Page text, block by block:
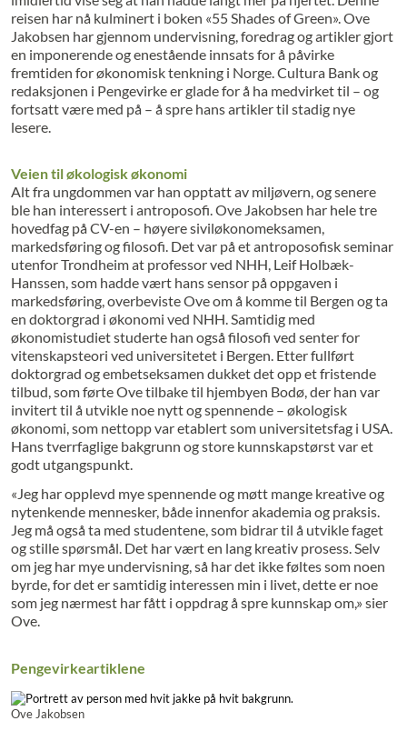
reisen har nå kulminert i boken «55 Shades of Green». Ove
Jakobsen har gjennom undervisning, foredrag og artikler gjort
en imponerende og enestående innsats for å påvirke
fremtiden for økonomisk tenkning i Norge. Cultura Bank og
redaksjonen i Pengevirke er glade for å ha medvirket til – og
fortsatt være med på – å spre hans artikler til stadig nye
lesere.
Veien til økologisk økonomi
Alt fra ungdommen var han opptatt av miljøvern, og senere
ble han interessert i antroposofi. Ove Jakobsen har hele tre
hovedfag på CV-en – høyere siviløkonomeksamen,
markedsføring og filosofi. Det var på et antroposofisk seminar
utenfor Trondheim at professor ved NHH, Leif Holbæk-
Hanssen, som hadde vært hans sensor på oppgaven i
markedsføring, overbeviste Ove om å komme til Bergen og ta
en doktorgrad i økonomi ved NHH. Samtidig med
økonomistudiet studerte han også filosofi ved senter for
vitenskapsteori ved universitetet i Bergen. Etter fullført
doktorgrad og embetseksamen dukket det opp et fristende
tilbud, som førte Ove tilbake til hjembyen Bodø, der han var
invitert til å utvikle noe nytt og spennende – økologisk
økonomi, som nettopp var etablert som universitetsfag i USA.
Hans tverrfaglige bakgrunn og store kunnskapstørst var et
godt utgangspunkt.
«Jeg har opplevd mye spennende og møtt mange kreative og
nytenkende mennesker, både innenfor akademia og praksis.
Jeg må også ta med studentene, som bidrar til å utvikle faget
og stille spørsmål. Det har vært en lang kreativ prosess. Selv
om jeg har mye undervisning, så har det ikke føltes som noen
byrde, for det er samtidig interessen min i livet, dette er noe
som jeg nærmest har fått i oppdrag å spre kunnskap om,» sier
Ove.
Pengevirkeartiklene
Ove Jakobsen